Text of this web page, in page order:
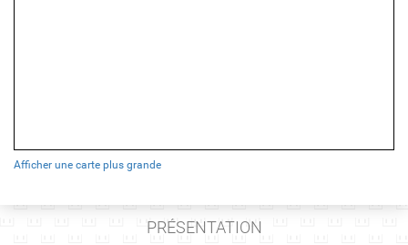
Afficher une carte plus grande
PRÉSENTATION